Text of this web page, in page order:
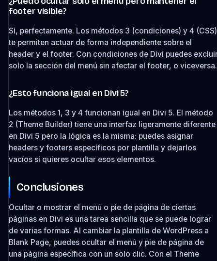
footer visible?
Sí, perfectamente. Los métodos 3 (condiciones) y 4 (CSS)
te permiten actuar de forma independiente sobre el
header y el footer. Con condiciones de Divi puedes
solo la sección del menú sin afectar el footer, o viceversa.
¿Esto funciona igual en Divi 5?
Los métodos 1, 3 y 4 funcionan igual en Divi 5. El método
2 (Theme Builder) tiene una interfaz ligeramente diferente
en Divi 5 pero la lógica es la misma: puedes asignar
headers y footers específicos por plantilla y dejarlos
vacíos si quieres ocultar esos elementos.
Conclusiones
Ocultar o mostrar el menú o pie de página de ciertas
páginas en Divi es una tarea sencilla que se puede lograr
de varias formas. Al cambiar la plantilla de WordPress a
Blank Page, puedes ocultar el menú y pie de página de
una página específica con un solo clic. Con el Theme